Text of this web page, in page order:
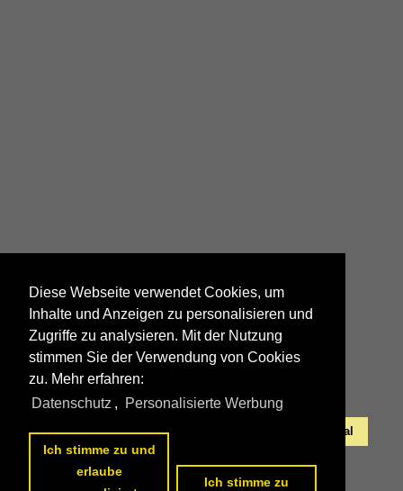
3 069 | E 161 bis 170 |
Alle Fotos ausPortugal Portugal
Diese Webseite verwendet Cookies, um
Inhalte und Anzeigen zu personalisieren und
Zugriffe zu analysieren. Mit der Nutzung
stimmen Sie der Verwendung von Cookies
zu. Mehr erfahren:
Datenschutz , Personalisierte Werbung
Ich stimme zu und
erlaube
Ich stimme zu